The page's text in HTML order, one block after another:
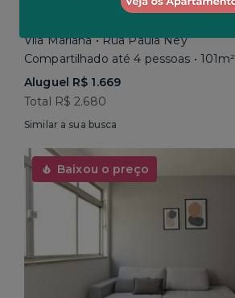
Vila Mariana • Rua Paula Ney
Compartilhado até 4 pessoas • 101m²
Aluguel R$ 1.669
Total R$ 2.680
Similar a sua busca
Baixou o preço